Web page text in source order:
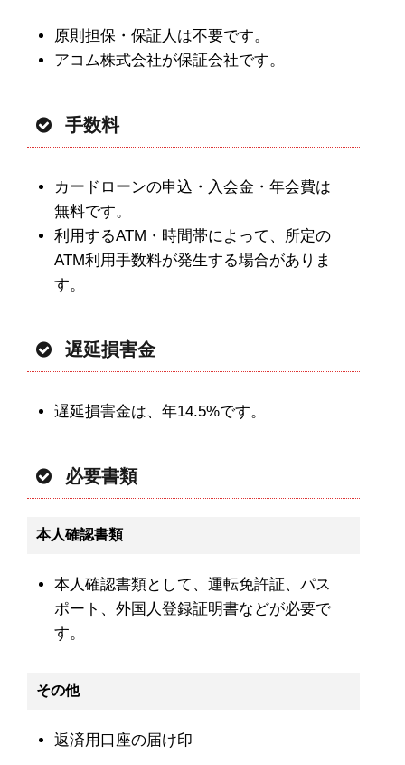
原則担保・保証人は不要です。
アコム株式会社が保証会社です。
手数料
カードローンの申込・入会金・年会費は
無料です。
利用するATM・時間帯によって、所定の
ATM利用手数料が発生する場合がありま
す。
遅延損害金
遅延損害金は、年14.5%です。
必要書類
本人確認書類
本人確認書類として、運転免許証、パス
ポート、外国人登録証明書などが必要で
す。
その他
返済用口座の届け印